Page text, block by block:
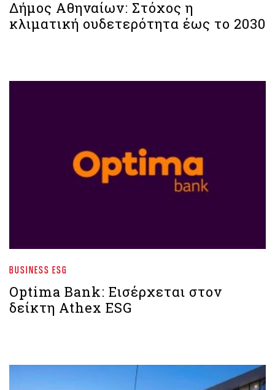
Δήμος Αθηναίων: Στόχος η
κλιματική ουδετερότητα έως το 2030
BUSINESS ESG
Optima Bank: Εισέρχεται στον
δείκτη Athex ESG